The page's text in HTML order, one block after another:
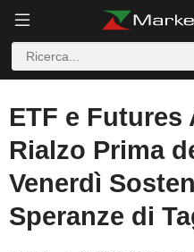
ETF e Futures
Rialzo Prima
Venerdì
Speranze di